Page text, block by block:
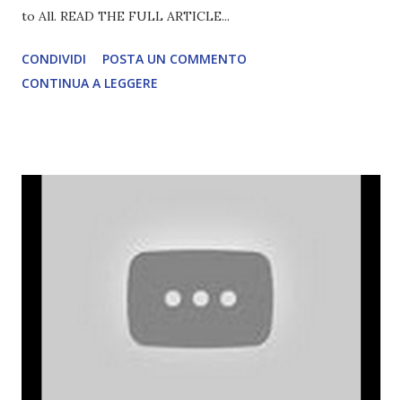
to All. READ THE FULL ARTICLE...
CONDIVIDI
POSTA UN COMMENTO
CONTINUA A LEGGERE